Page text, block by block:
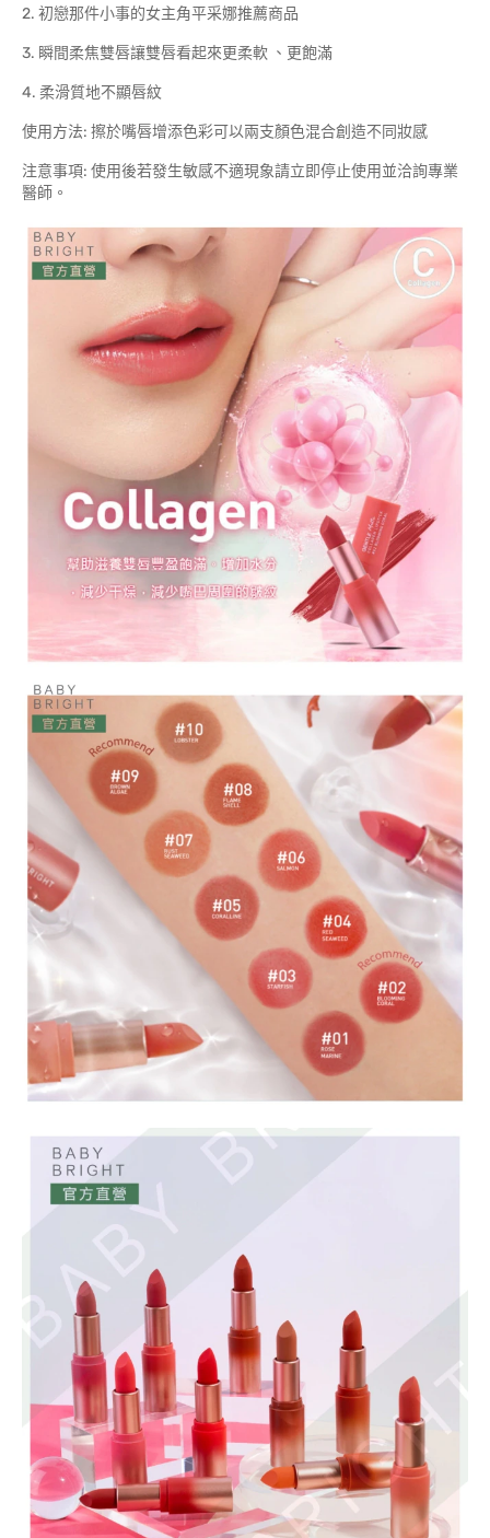
2. 初戀那件小事的女主角平采娜推薦商品
3. 瞬間柔焦雙唇讓雙唇看起來更柔軟 、更飽滿
4. 柔滑質地不顯唇紋
使用方法: 擦於嘴唇增添色彩可以兩支顏色混合創造不同妝感
注意事項: 使用後若發生敏感不適現象請立即停止使用並洽詢專業
醫師。